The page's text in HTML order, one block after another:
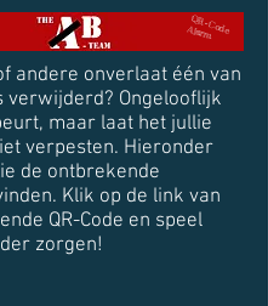
QR-Code Alarm
andere onverlaat één van
verwijderd? Ongelooflijk
maar laat het jullie
verpesten. Hieronder
de ontbrekende
Klik op de link van
QR-Code en speel
zorgen!